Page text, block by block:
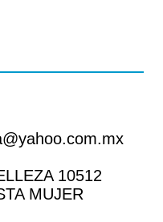
10512
MUJER